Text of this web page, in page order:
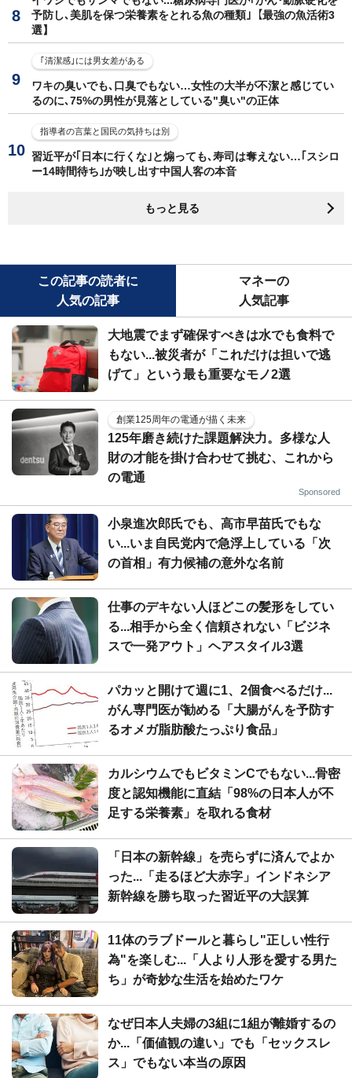
予防し､美肌を保つ栄養素をとれる魚の種類｣【最強の魚活術3
選】
｢清潔感｣には男女差がある
ワキの臭いでも､口臭でもない…女性の大半が不潔と感じてい
るのに､75%の男性が見落としている"臭い"の正体
指導者の言葉と国民の気持ちは別
習近平が｢日本に行くな｣と煽っても､寿司は奪えない…｢スシロ
ー14時間待ち｣が映し出す中国人客の本音
もっと見る
この記事の読者に
人気の記事
マネーの
人気記事
大地震でまず確保すべきは水でも食料で
もない...被災者が「これだけは担いで逃
げて」という最も重要なモノ2選
創業125周年の電通が描く未来
125年磨き続けた課題解決力。多様な人
財の才能を掛け合わせて挑む、これから
の電通
Sponsored
小泉進次郎氏でも、高市早苗氏でもな
い...いま自民党内で急浮上している「次
の首相」有力候補の意外な名前
仕事のデキない人ほどこの髪形をしてい
る...相手から全く信頼されない「ビジネ
スで一発アウト」ヘアスタイル3選
パカッと開けて週に1、2個食べるだけ...
がん専門医が勧める「大腸がんを予防す
るオメガ脂肪酸たっぷり食品」
カルシウムでもビタミンCでもない...骨密
度と認知機能に直結「98%の日本人が不
足する栄養素」を取れる食材
「日本の新幹線」を売らずに済んでよか
った...「走るほど大赤字」インドネシア
新幹線を勝ち取った習近平の大誤算
11体のラブドールと暮らし"正しい性行
為"を楽しむ...「人より人形を愛する男た
ち」が奇妙な生活を始めたワケ
なぜ日本人夫婦の3組に1組が離婚するの
か...「価値観の違い」でも「セックスレ
ス」でもない本当の原因